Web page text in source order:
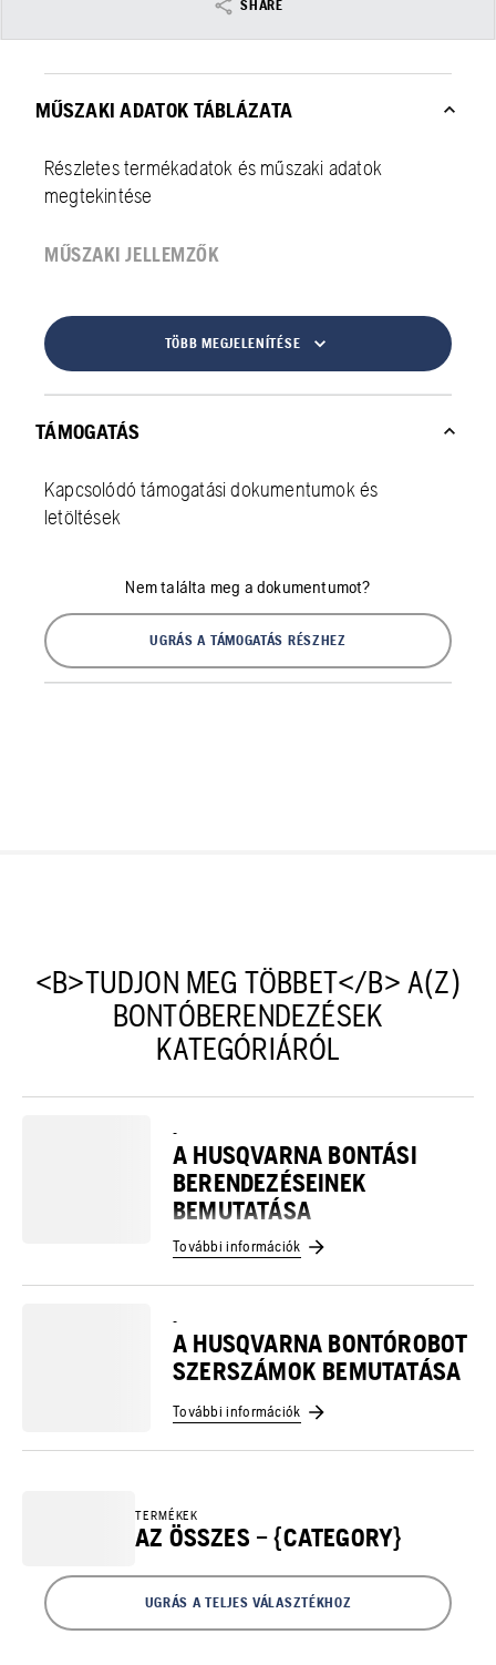
SHARE
MŰSZAKI ADATOK TÁBLÁZATA
Részletes termékadatok és műszaki adatok
megtekintése
MŰSZAKI JELLEMZŐK
TÖBB MEGJELENÍTÉSE
TÁMOGATÁS
Kapcsolódó támogatási dokumentumok és
letöltések
Nem találta meg a dokumentumot?
UGRÁS A TÁMOGATÁS RÉSZHEZ
<B>TUDJON MEG TÖBBET</B> A(Z)
BONTÓBERENDEZÉSEK
KATEGÓRIÁRÓL
-
A HUSQVARNA BONTÁSI
BERENDEZÉSEINEK
BEMUTATÁSA
További információk
-
A HUSQVARNA BONTÓROBOT
SZERSZÁMOK BEMUTATÁSA
További információk
TERMÉKEK
AZ ÖSSZES – {CATEGORY}
UGRÁS A TELJES VÁLASZTÉKHOZ